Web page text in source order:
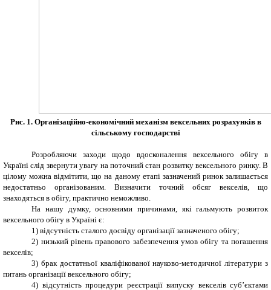
Рис. 1. Організаційно-економічний механізм вексельних розрахунків в
сільському господарстві
Розробляючи заходи щодо вдосконалення вексельного обігу в
Україні слід звернути увагу на поточний стан розвитку вексельного ринку. В
цілому можна відмітити, що на даному етапі зазначений ринок залишається
недостатньо організованим. Визначити точний обсяг векселів, що
знаходяться в обігу, практично неможливо.
На нашу думку, основними причинами, які гальмують розвиток
вексельного обігу в Україні є:
1) відсутність сталого досвіду організації зазначеного обігу;
2) низький рівень правового забезпечення умов обігу та погашення
векселів;
3) брак достатньої кваліфікованої науково-методичної літератури з
питань організації вексельного обігу;
4) відсутність процедури реєстрації випуску векселів суб’єктами